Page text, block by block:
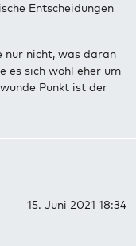
Entscheidungen
nur nicht, was daran
es sich wohl eher um
Punkt ist der
15. Juni 2021 18:34